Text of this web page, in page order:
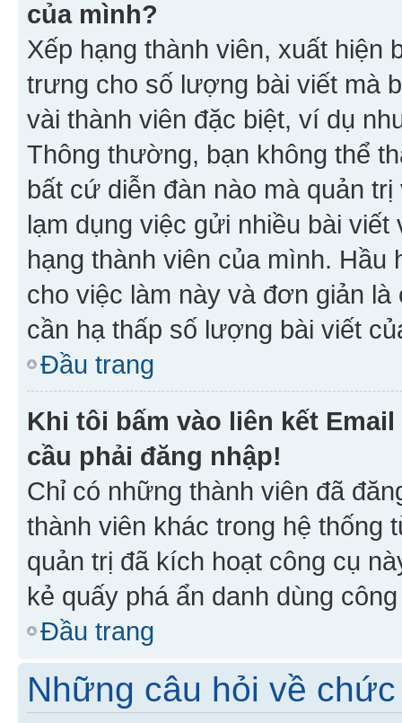
của mình?
Xếp hạng thành viên, xuất
trưng cho số lượng bài viết mà
vài thành viên đặc biệt, ví dụ
Thông thường, bạn không thể
bất cứ diễn đàn nào mà quản
lạm dụng việc gửi nhiều bài
hạng thành viên của mình. Hầu
cho việc làm này và đơn giản
cần hạ thấp số lượng bài viết
Đầu trang
Khi tôi bấm vào liên kết
cầu phải đăng nhập!
Chỉ có những thành viên đã
thành viên khác trong hệ thống
quản trị đã kích hoạt công cụ
kẻ quấy phá ẩn danh dùng
Đầu trang
Những câu hỏi về